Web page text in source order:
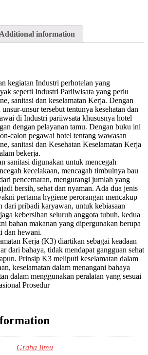
Additional information
kegiatan Industri perhotelan yang
seperti Industri Pariiwisata yang perlu
sanitasi dan keselamatan Kerja. Dengan
unsur tersebut tentunya kesehatan dan
di Industri pariiwsata khususnya hotel
dengan pelayanan tamu. Dengan buku ini
calon pegawai hotel tentang wawasan
sanitasi dan Kesehatan Keselamatan Kerja
bekerja.
sanitasi digunakan untuk mencegah
kecelakaan, mencagah timbulnya bau
pencemaran, mengurangi jumlah yang
bersih, sehat dan nyaman. Ada dua jenis
pertama hygiene perorangan mencakup
dari pribadi karyawan, untuk kebiasaan
kebersihan seluruh anggota tubuh, kedua
bahan makanan yang dipergunakan berupa
dan hewani.
Kerja (K3) diartikan sebagai keadaan
dari bahaya, tidak mendapat gangguan sehat
Prinsip K3 meliputi keselamatan dalam
keselamatan dalam menangani bahaya
dalam menggunakan peralatan yang sesuai
Prosedur
Graha Ilmu